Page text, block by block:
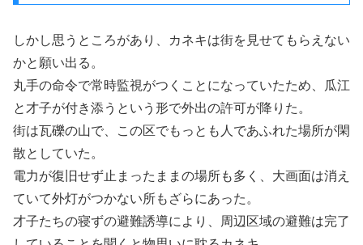
しかし思うところがあり、カネキは街を見せてもらえない
かと願い出る。
丸手の命令で常時監視がつくことになっていたため、瓜江
と才子が付き添うという形で外出の許可が降りた。
街は瓦礫の山で、この区でもっとも人であふれた場所が閑
散としていた。
電力が復旧せず止まったままの場所も多く、大画面は消え
ていて外灯がつかない所もざらにあった。
才子たちの寝ずの避難誘導により、周辺区域の避難は完了